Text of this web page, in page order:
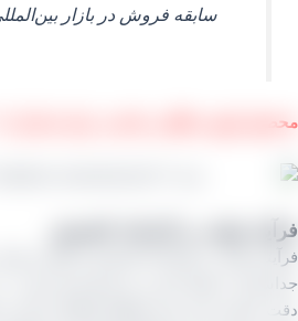
سابقه فروش در بازار بین‌المللی
پلویی طلایی مناسب برای صادرات ⇓
تولید در کارخانه‌ کشمش
تولید در کارخانه‌ کشمش شامل مراحل
خشک کردن، و بسته‌بندی است. در
شده و از هرگونه آلودگی پاک